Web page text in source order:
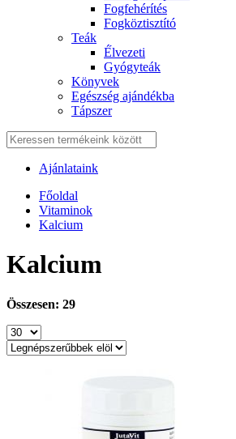
Fogfehérítés
Fogköztisztító
Teák
É́lvezeti
Gyógyteák
Könyvek
Egészség ajándékba
Tápszer
Ajánlataink
Főoldal
Vitaminok
Kalcium
Kalcium
Összesen: 29